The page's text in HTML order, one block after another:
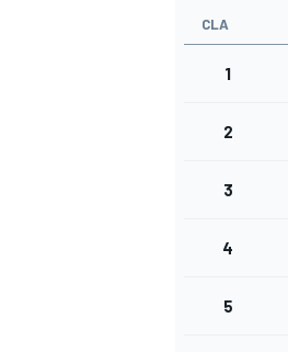
CLA
1
2
3
4
5